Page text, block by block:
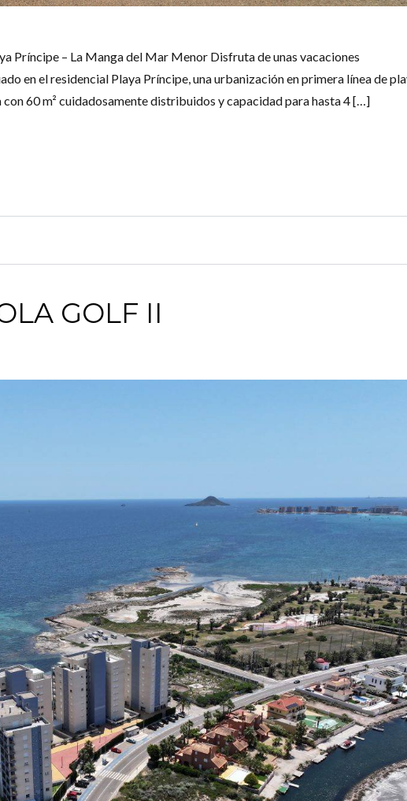
Príncipe – La Manga del Mar Menor Disfruta de unas vacaciones
en el residencial Playa Príncipe, una urbanización en primera línea de
60 m² cuidadosamente distribuidos y capacidad para hasta 4 […]
GOLF II